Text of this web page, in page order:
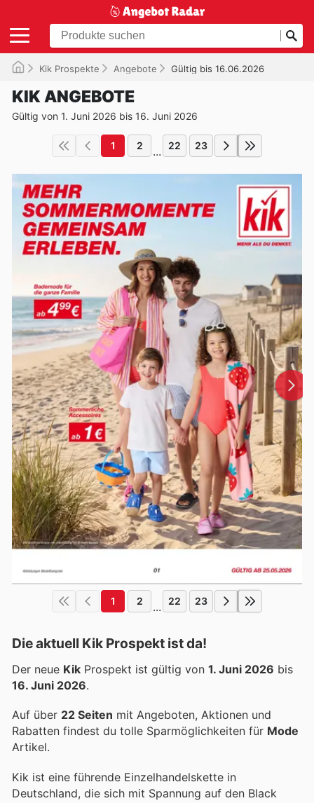
Kik Prospekte Angebote Gültig bis 16.06.2026
KIK ANGEBOTE
Gültig von 1. Juni 2026 bis 16. Juni 2026
1 2 ... 22 23
1 2 ... 22 23
Die aktuell Kik Prospekt ist da!
Der neue Kik Prospekt ist gültig von 1. Juni 2026 bis
16. Juni 2026.
Auf über 22 Seiten mit Angeboten, Aktionen und
Rabatten findest du tolle Sparmöglichkeiten für Mode
Artikel.
Kik ist eine führende Einzelhandelskette in
Deutschland, die sich mit Spannung auf den Black